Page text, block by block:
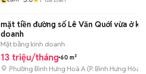
mặt tiền đường số Lê Văn Quới vừa ở
doanh
Mặt bằng kinh doanh
13 triệu/tháng 60 m²
Phường Bình Hưng Hoà A (P. Bình Hưng Hòa